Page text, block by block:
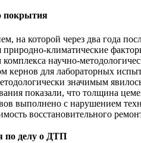
покрытия
на которой через два года
климатические
научно-
для лабораторных
значимым
показали, что толщина
выполнено с нарушением
восстановительного
по делу о ДТП